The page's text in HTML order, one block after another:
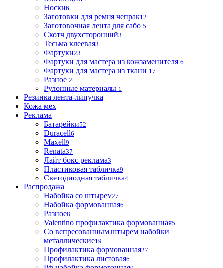
Носки6
Заготовки для ремня чепрак12
Заготовочная лента для сабо 5
Скотч двухсторонний3
Тесьма клеевая3
Фартуки23
Фартуки для мастера из кожзаменителя 6
Фартуки для мастера из ткани 17
Разное 2
Рулонные материалы 1
Резинка лента-липучка
Кожа мех
Реклама
Батарейки52
Duracell6
Maxell9
Renata37
Лайт бокс реклама3
Пластиковая табличка9
Светодиодная табличка4
Распродажа
Набойка со штырем27
Набойка формованная6
Разное8
Valentino профилактика формованная5
Со вспресованным штырем набойки
металлические19
Профилактика формованная27
Профилактика листовая6